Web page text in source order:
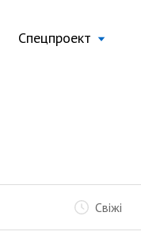
Спецпроект
Свіжі